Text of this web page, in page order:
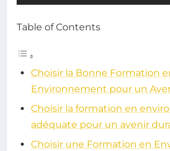
Table of Contents
Choisir la Bonne Formation
Environnement pour un
Choisir la formation en
adéquate pour un avenir
Choisir une Formation en